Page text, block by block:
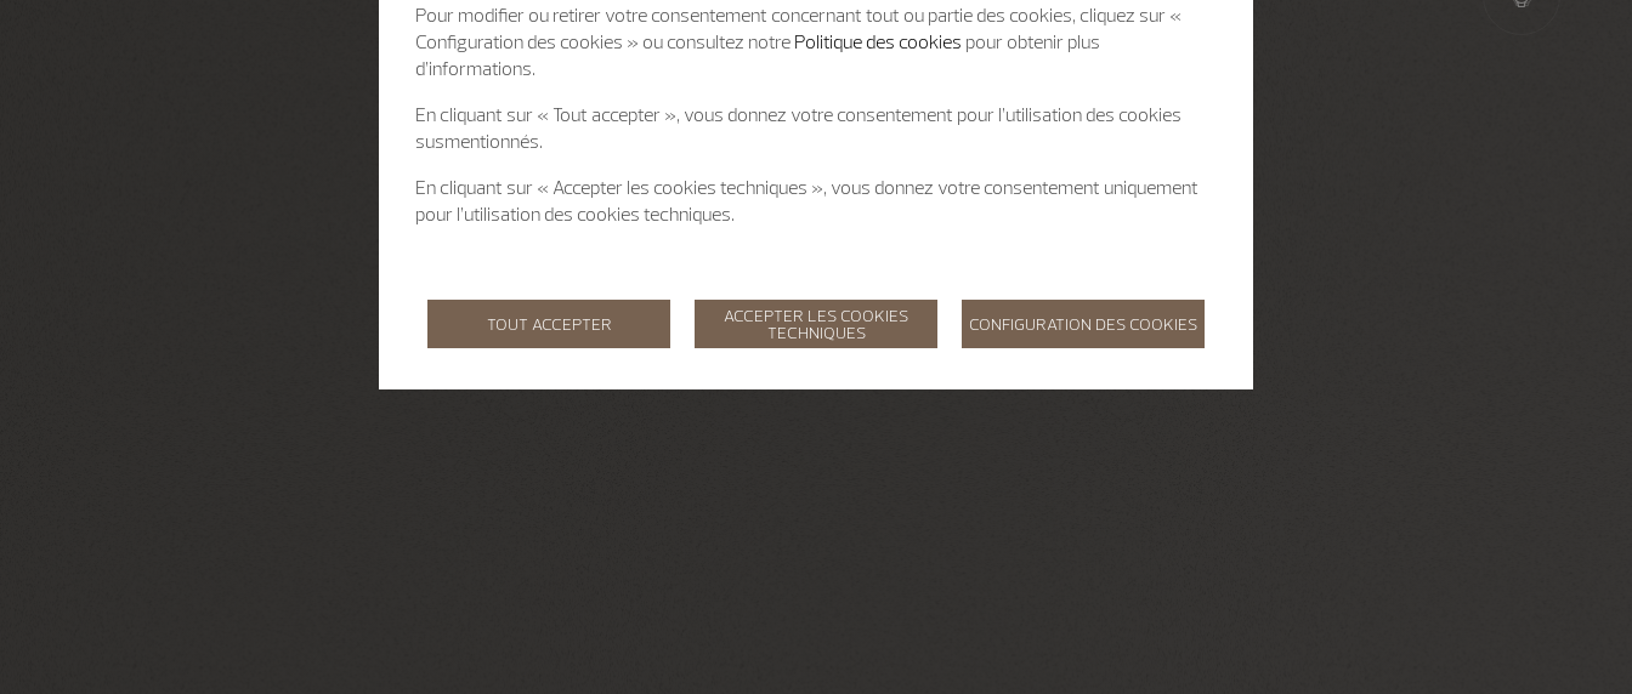
Pour modifier ou retirer votre consentement concernant tout ou partie des cookies, cliquez sur «
Configuration des cookies » ou consultez notre Politique des cookies pour obtenir plus
d’informations.
En cliquant sur « Tout accepter », vous donnez votre consentement pour l’utilisation des cookies
susmentionnés.
En cliquant sur « Accepter les cookies techniques », vous donnez votre consentement uniquement
pour l’utilisation des cookies techniques.
TOUT ACCEPTER ACCEPTER LES COOKIES
TECHNIQUES CONFIGURATION DES COOKIES